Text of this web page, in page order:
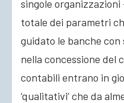
singole
totale dei parametri
guidato le banche
nella concessione del
contabili entrano in
‘qualitativi’ che da